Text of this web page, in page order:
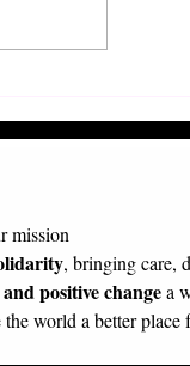
Μαδαγασκάρης
mission
, bringing care,
positive change a
world a better place